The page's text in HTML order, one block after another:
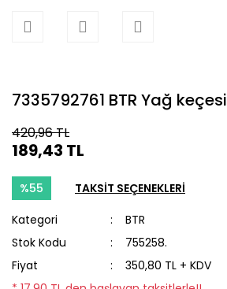
7335792761 BTR Yağ keçesi
420,96 TL
189,43 TL
%55 TAKSİT SEÇENEKLERİ
Kategori
BTR
Stok Kodu
755258.
Fiyat
350,80 TL + KDV